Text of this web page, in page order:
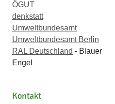
ÖGUT
denkstatt
Umweltbundesamt
Umweltbundesamt Berlin
RAL Deutschland - Blauer
Engel
Kontakt